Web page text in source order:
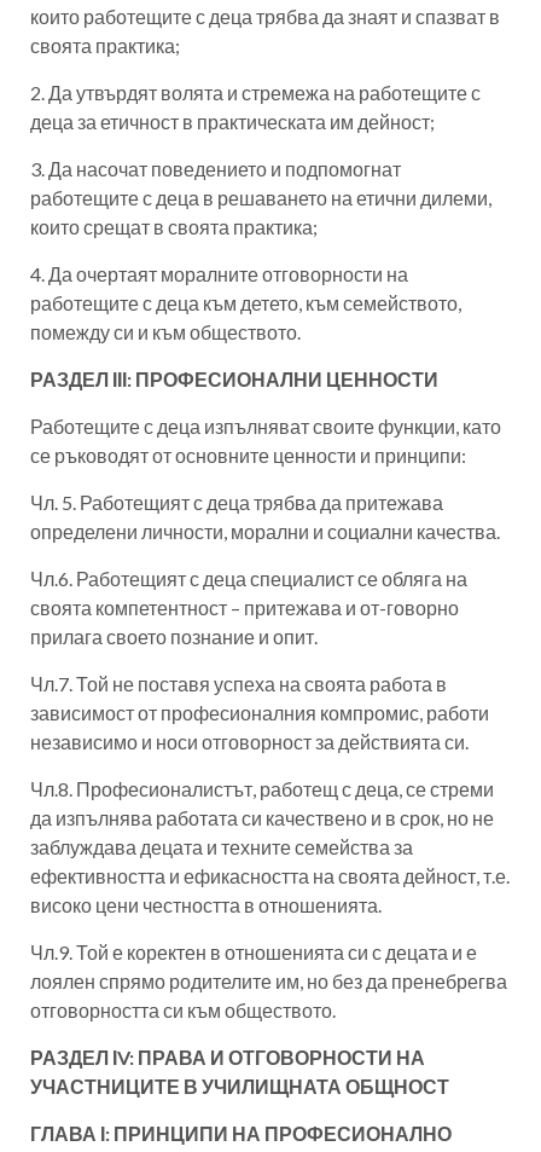
които работещите с деца трябва да знаят и спазват в
своята практика;
2. Да утвърдят волята и стремежа на работещите с
деца за етичност в практическата им дейност;
3. Да насочат поведението и подпомогнат
работещите с деца в решаването на етични дилеми,
които срещат в своята практика;
4. Да очертаят моралните отговорности на
работещите с деца към детето, към семейството,
помежду си и към обществото.
РАЗДЕЛ ІІІ: ПРОФЕСИОНАЛНИ ЦЕННОСТИ
Работещите с деца изпълняват своите функции, като
се ръководят от основните ценности и принципи:
Чл. 5. Работещият с деца трябва да притежава
определени личности, морални и социални качества.
Чл.6. Работещият с деца специалист се обляга на
своята компетентност – притежава и от-говорно
прилага своето познание и опит.
Чл.7. Той не поставя успеха на своята работа в
зависимост от професионалния компромис, работи
независимо и носи отговорност за действията си.
Чл.8. Професионалистът, работещ с деца, се стреми
да изпълнява работата си качествено и в срок, но не
заблуждава децата и техните семейства за
ефективността и ефикасността на своята дейност, т.е.
високо цени честността в отношенията.
Чл.9. Той е коректен в отношенията си с децата и е
лоялен спрямо родителите им, но без да пренебрегва
отговорността си към обществото.
РАЗДЕЛ ІV: ПРАВА И ОТГОВОРНОСТИ НА
УЧАСТНИЦИТЕ В УЧИЛИЩНАТА ОБЩНОСТ
ГЛАВА І: ПРИНЦИПИ НА ПРОФЕСИОНАЛНО